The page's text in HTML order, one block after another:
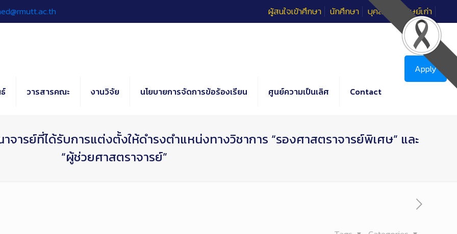
ผู้สนใจเข้าศึกษา นักศึกษา บุคลากร ศิษย์เก่า
วารสารคณะ งานวิจัย นโยบายการจัดการข้อร้องเรียน ศูนย์ความเป็นเลิศ Contact
Apply
รย์ที่ได้รับการแต่งตั้งให้ดำรงตำแหน่งทางวิชาการ “รองศาสตราจารย์พิเศษ” และ
“ผู้ช่วยศาสตราจารย์”